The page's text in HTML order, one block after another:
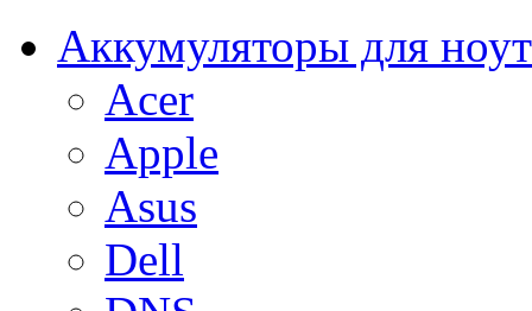
Аккумуляторы для
Acer
Apple
Asus
Dell